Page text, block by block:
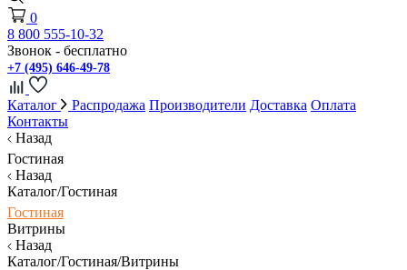
0
8 800 555-10-32
Звонок - бесплатно
+7 (495) 646-49-78
Каталог Распродажа Производители Доставка Оплата
Контакты
Назад
Гостиная
Назад
Каталог/Гостиная
Гостиная
Витрины
Назад
Каталог/Гостиная/Витрины